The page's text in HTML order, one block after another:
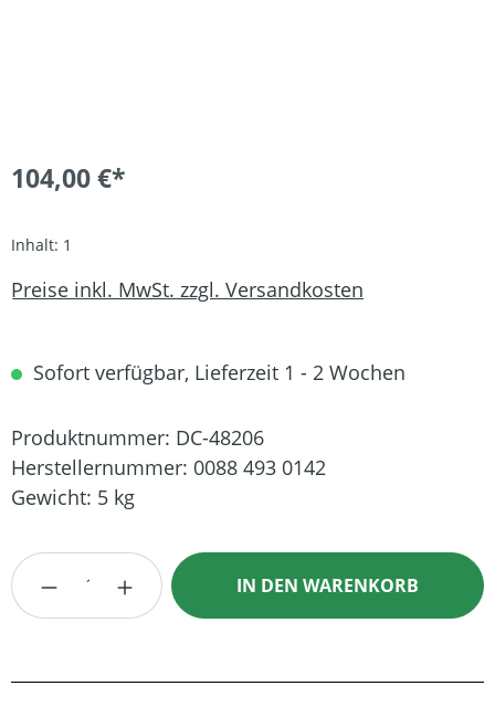
104,00 €*
Inhalt: 1
Preise inkl. MwSt. zzgl. Versandkosten
Sofort verfügbar, Lieferzeit 1 - 2 Wochen
Produktnummer: DC-48206
Herstellernummer: 0088 493 0142
Gewicht: 5 kg
Produkt Anzahl: Gib den gewünschten
IN DEN WARENKORB